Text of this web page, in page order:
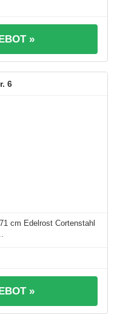
»
6
cm Edelrost Cortenstahl
»